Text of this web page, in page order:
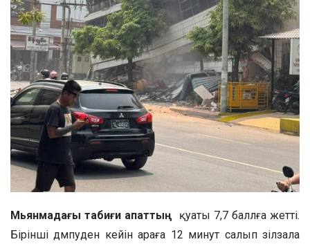
Мьянмадағы табиғи апаттың
қуаты 7,7 баллға жетті.
Бірінші дүмпуден кейін араға 12 минут салып зілзала